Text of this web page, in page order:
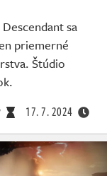
sa
priemerné
Štúdio
17. 7. 2024